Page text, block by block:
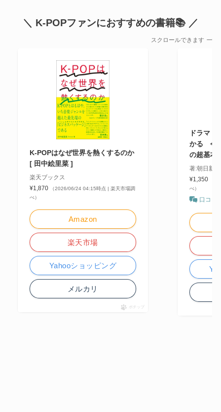
＼ K-POPファンにおすすめの書籍📚 ／
スクロールできます
K-POPはなぜ世界を熱くするのか
[ 田中絵里菜 ]
楽天ブックス
¥1,870
（2026/06/24 04:15時点 | 楽天市場調
べ）
Amazon
楽天市場
Yahooショッピング
メルカリ
ポチップ
ドラマ・
かる 今
の超基本
著:朝日新
¥1,350
べ）
口コミ